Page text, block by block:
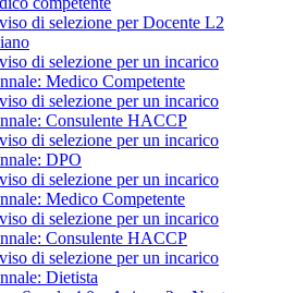
di selezione per Docente L2
di selezione per un incarico
Medico Competente
di selezione per un incarico
Consulente HACCP
di selezione per un incarico
DPO
di selezione per un incarico
Medico Competente
di selezione per un incarico
Consulente HACCP
di selezione per un incarico
Dietista